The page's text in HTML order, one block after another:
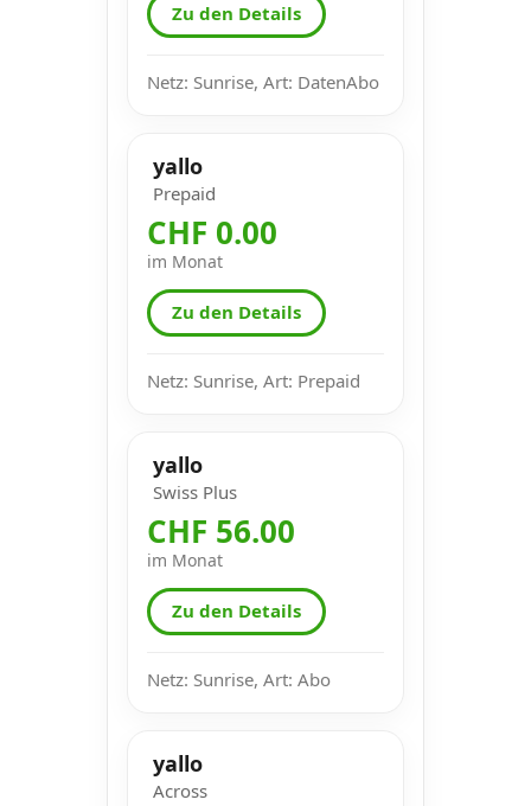
Zu den Details
Netz: Sunrise, Art: DatenAbo
yallo
Prepaid
CHF 0.00
im Monat
Zu den Details
Netz: Sunrise, Art: Prepaid
yallo
Swiss Plus
CHF 56.00
im Monat
Zu den Details
Netz: Sunrise, Art: Abo
yallo
Across